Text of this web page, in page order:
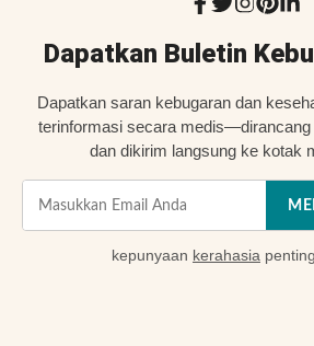
Dapatkan Buletin
Dapatkan saran kebugaran dan
terinformasi secara medis—dirancang
dan dikirim langsung ke kotak
kepunyaan kerahasia